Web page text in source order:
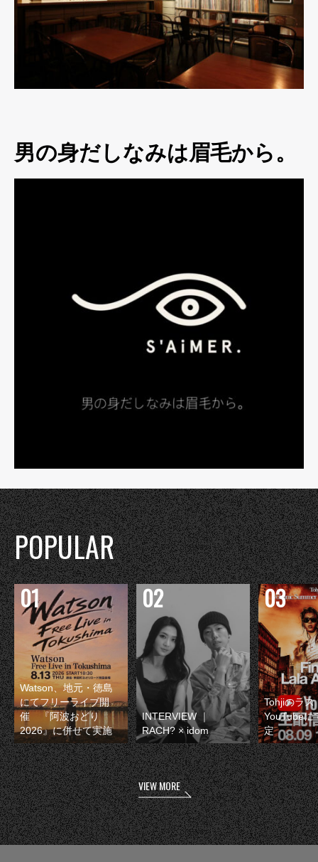
男の身だしなみは眉毛から。
POPULAR
Watson、地元・徳島
にてフリーライブ開
催 『阿波おどり
2026』に併せて実施
INTERVIEW ｜
RACH? × idom
Tohjiのラス
YouTubeに
定
VIEW MORE